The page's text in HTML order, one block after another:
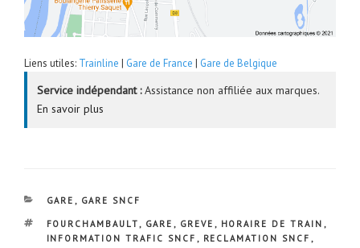
Liens utiles: Trainline | Gare de France | Gare de Belgique
Service indépendant :Assistance non affiliée aux marques.
En savoir plus
CATÉGORIES
GARE , GARE SNCF
ÉTIQUETTES
FOURCHAMBAULT, GARE , GREVE , HORAIRE DE TRAIN ,
INFORMATION TRAFIC SNCF , RECLAMATION SNCF ,